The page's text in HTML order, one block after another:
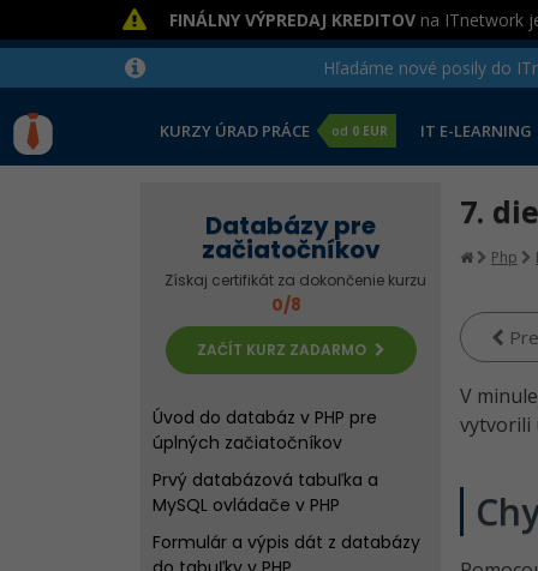
FINÁLNY VÝPREDAJ KREDITOV na ITnetwork
Hľadáme nové posily do
KURZY ÚRAD PRÁCE od 0 EUR IT E-LEARNING
Databázy pre
začiatočníkov
Získaj certifikát za dokončenie kurzu
0/8
ZAČÍT KURZ ZADARMO
Úvod do databáz v PHP pre
úplných začiatočníkov
Prvý databázová tabuľka a
MySQL ovládače v PHP
Formulár a výpis dát z databázy
7.
Php
V
vytvorili